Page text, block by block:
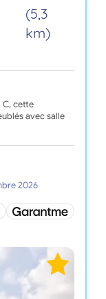
(5,3
km)
C, cette
avec salle
2026